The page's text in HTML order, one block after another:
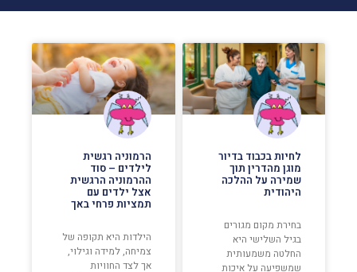
לחיות בכבוד בדיור
מוגן מהדרין תוך
שמירה על ההלכה
היהודית
בחירת מקום מגורים
בגיל השלישי היא
החלטה משמעותית
שמשפיעה על איכות
הרמוניה רגשית
לילדים – סוד
ההרמוניה הרגשית
אצל ילדים עם
תמציות פרחי באך
הילדות היא תקופה של
צמיחה, למידה וגילוי,
אך לצד החוויות